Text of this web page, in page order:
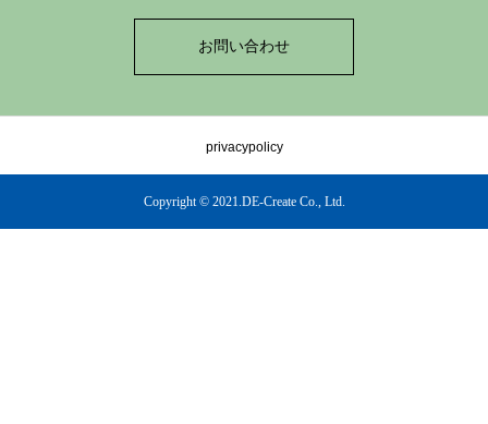
お問い合わせ
privacypolicy
Copyright © 2021.DE-Create Co., Ltd.